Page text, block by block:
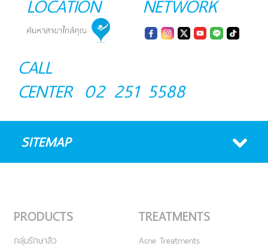
CALL
CENTER 02 251 5588
SITEMAP
PRODUCTS
กลุ่มรักษาสิว
TREATMENTS
Acne Treatments